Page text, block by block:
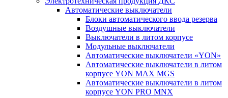
Автоматические выключатели
Блоки автоматического ввода резерва
Воздушные выключатели
Выключатели в литом корпусе
Модульные выключатели
Автоматические выключатели «YON»
Автоматические выключатели в литом
корпусе YON MAX MGS
Автоматические выключатели в литом
корпусе YON PRO MNX